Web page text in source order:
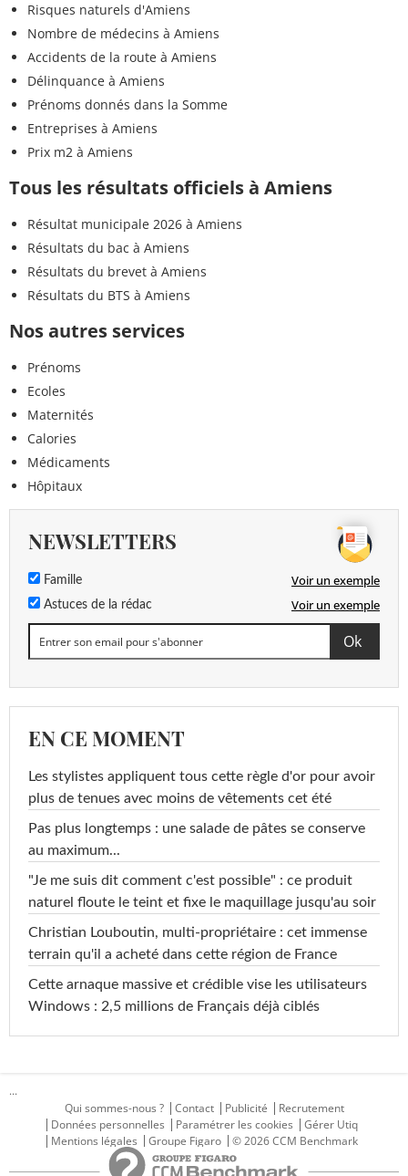
Risques naturels d'Amiens
Nombre de médecins à Amiens
Accidents de la route à Amiens
Délinquance à Amiens
Prénoms donnés dans la Somme
Entreprises à Amiens
Prix m2 à Amiens
Tous les résultats officiels à Amiens
Résultat municipale 2026 à Amiens
Résultats du bac à Amiens
Résultats du brevet à Amiens
Résultats du BTS à Amiens
Nos autres services
Prénoms
Ecoles
Maternités
Calories
Médicaments
Hôpitaux
NEWSLETTERS
Famille Voir un exemple
Astuces de la rédac Voir un exemple
EN CE MOMENT
Les stylistes appliquent tous cette règle d'or pour avoir
plus de tenues avec moins de vêtements cet été
Pas plus longtemps : une salade de pâtes se conserve
au maximum...
"Je me suis dit comment c'est possible" : ce produit
naturel floute le teint et fixe le maquillage jusqu'au soir
Christian Louboutin, multi-propriétaire : cet immense
terrain qu'il a acheté dans cette région de France
Cette arnaque massive et crédible vise les utilisateurs
Windows : 2,5 millions de Français déjà ciblés
...
Qui sommes-nous ?
Contact Publicité
Recrutement
Données personnelles
Paramétrer les cookies
Gérer Utiq
Mentions légales
Groupe Figaro © 2026 CCM Benchmark